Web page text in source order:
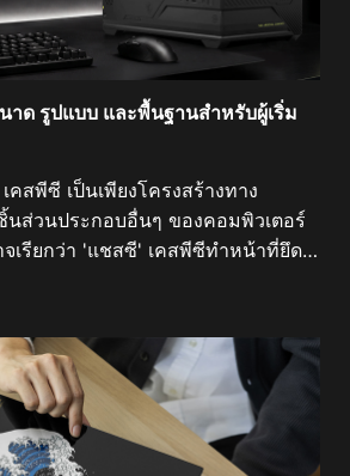
สรรค์รูปทรงที่ดูเหนือกาลเวลา
ระแส ผลลัพธ์ที่ได้จึงเป็นมากกว่าเคส
มันคือการแสดงออกถึงงานฝีมือเชิง
วกรรมโครงสร้างและความ
เข้าด้วยกันจนแยกออกจากกันไม่ได้
สมมาตรเป็นตัวแทนของความมั่นคง
ยบร้อย และความยั่งยืน นับตั้งแต่ว
สิกไปจนถึงการออกแบบอุตสาหกรรม
ย์มักจะดึงดูดเข้าหาองค์ประกอบที่มี
ลย์เอาต์เมนบอร์ดที่วางไว้ตรงกลาง
สายตาที่ชัดเจนซึ่งกำหนดทิศทางของ
ประกอบถูกจัดวางรอบโครงสร้าง
สองด้านแผ่ขยายออกด้วยความ
า พร้อมทั้งสร้างความรู้สึกสงบและ
าด รูปแบบ และพื้นฐานสำหรับผู้เริ่ม
สพีซี เป็นเพียงโครงสร้างทาง
นส่วนประกอบอื่นๆ ของคอมพิวเตอร์
เรียกว่า 'แชสซี' เคสพีซีทำหน้าที่ยึด
ต่างๆ ของเดสก์ท็อปพีซี ซึ่งรวมถึง
พัดลม และสายไฟต่างๆ นอกจากนี้ยัง
ระบายอากาศ การจัดเก็บสายเคเบิล
ำหนดรูปลักษณ์โดยรวมของการ
เคสพีซีทำหน้าที่อะไร?
กแบบโดยผู้ผลิตมากมาย แต่เกือบ